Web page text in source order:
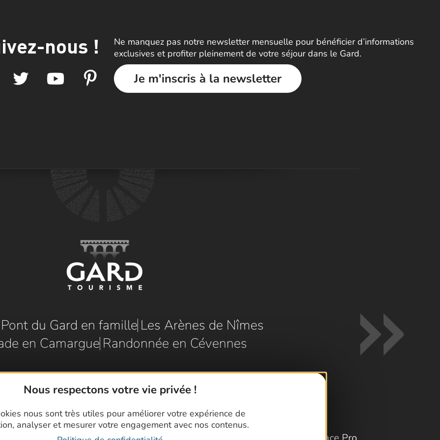
Nous respectons votre vie privée !
nous sont très utiles pour améliorer votre expérience de
analyser et mesurer votre engagement avec nos contenus.
nous !
Ne manquez pas notre newsletter mensuelle pour bénéficier d’informations
exclusives et profiter pleinement de votre séjour dans le Gard.
Je m'inscris à la newsletter
du Gard en famille Les Arènes de Nîmes
en Camargue Randonnée en Cévennes